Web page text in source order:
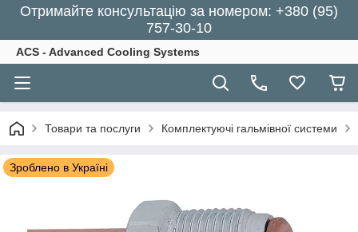
Отримайте консультацію за номером: +380 (95)
757-30-10
ACS - Advanced Cooling Systems
Товари та послуги Комплектуючі гальмівної системи
Зроблено в Україні